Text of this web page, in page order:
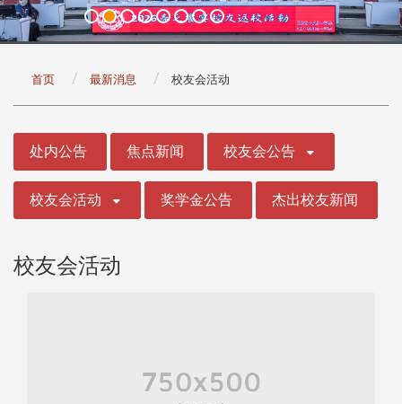
首页 最新消息 校友会活动
处内公告 焦点新闻 校友会公告
校友会活动 奖学金公告 杰出校友新闻
校友会活动